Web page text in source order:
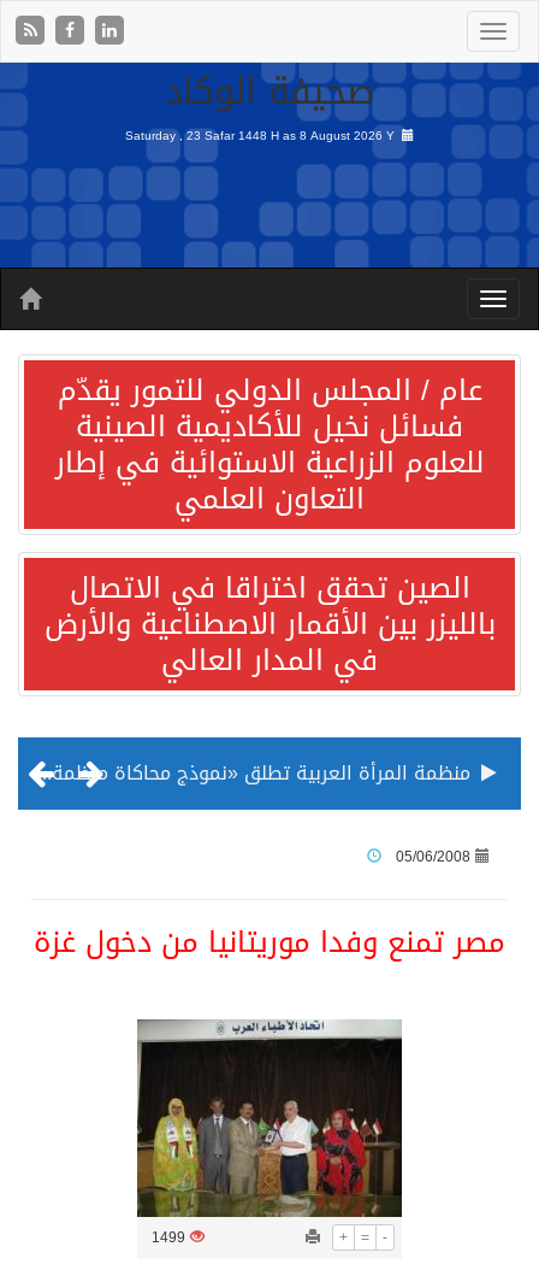
صحيفة الوكاد
Saturday , 23 Safar 1448 H as8 August 2026 Y
عام / المجلس الدولي للتمور يقدّم
فسائل نخيل للأكاديمية الصينية
للعلوم الزراعية الاستوائية في إطار
التعاون العلمي
الصين تحقق اختراقا في الاتصال
بالليزر بين الأقمار الاصطناعية والأرض
في المدار العالي
منظمة المرأة العربية تطلق «نموذج محاكاة منظمة المرأة العربية للشباب» بمشاركة 10 دول عربية..غدًا
ثلة من الضابطات في الجييش الكويتي
05/06/2008
مصر تمنع وفدا موريتانيا من دخول غزة
+ = -
1499